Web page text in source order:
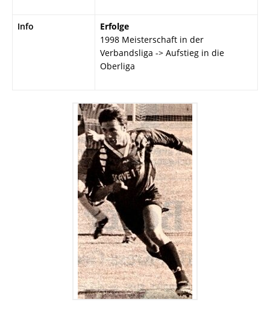
Info
Erfolge
1998 Meisterschaft in der
Verbandsliga -> Aufstieg in die
Oberliga